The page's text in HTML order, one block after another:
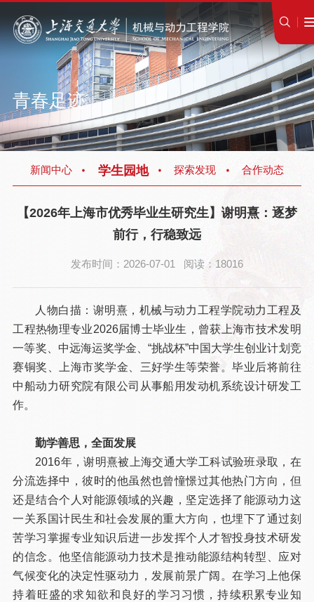
青春足迹
新闻中心 学生园地 探索发现 合作动态
【2026年上海市优秀毕业生研究生】谢明熹：逐梦
前行，行稳致远
发布时间：2026-07-01 阅读：18016
人物白描：谢明熹，机械与动力工程学院动力工程及
工程热物理专业2026届博士毕业生，曾获上海市技术发明
一等奖、中远海运奖学金、“挑战杯”中国大学生创业计划竞
赛铜奖、上海市奖学金、三好学生等荣誉。毕业后将前往
中船动力研究院有限公司从事船用发动机系统设计研发工
作。
勤学善思，全面发展
2016年，谢明熹被上海交通大学工科试验班录取，在
分流选择中，彼时的他虽然也曾憧憬过其他热门方向，但
还是结合个人对能源领域的兴趣，坚定选择了能源动力这
一关系国计民生和社会发展的重大方向，也埋下了通过刻
苦学习掌握专业知识后进一步发挥个人才智投身技术研发
的信念。他坚信能源动力技术是推动能源结构转型、应对
气候变化的决定性驱动力，发展前景广阔。在学习上他保
持着旺盛的求知欲和良好的学习习惯，持续积累专业知